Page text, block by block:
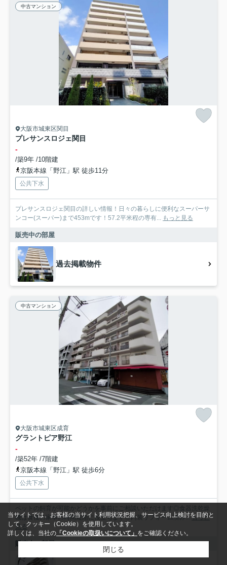
中古マンション
大阪市城東区関目
プレサンスロジェ関目
-
/築9年 /10階建
京阪本線「野江」駅 徒歩11分
公共下水
プレサンスロジェ関目の詳しい情報！日々の暮らしに便利なスーパーサ
ンコー(スーパー)まで453mです！57.2平米程の専有...
もっと見る
販売中の部屋
過去掲載物件
中古マンション
大阪市城東区成育
グラントピア野江
-
/築52年 /7階建
京阪本線「野江」駅 徒歩6分
公共下水
ペットの飼育が可能かどうかを事前にご相談いただけます◎食器洗乾燥
機は食後の家事の時間短縮に役立ちます◎内装リフォーム済み...もっと
見る
販売中の部屋
当サイトでは、お客様の当サイト利用状況把握、サービス向上検討を目的と
して、クッキー（Cookie）を使用しています。
詳しくは、当社の 「Cookieの取扱いについて」 をご確認ください。
閉じる